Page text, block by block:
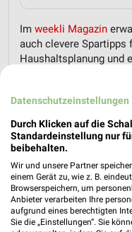
Im weekli Magazin
auch clevere Spartipps
Haushaltsplanung und
weekli -
Alle REWE Angebote
weekli
Datenschutzeinstellungen
Durch Klicken auf die
Standardeinstellung nur
beibehalten.
Wir und unsere Partner
einem Gerät zu, wie z. B.
Browserspeichern, um
Anbieter verarbeiten Ihre
aufgrund eines berechtigten
Sie die „Einstellungen“. Sie